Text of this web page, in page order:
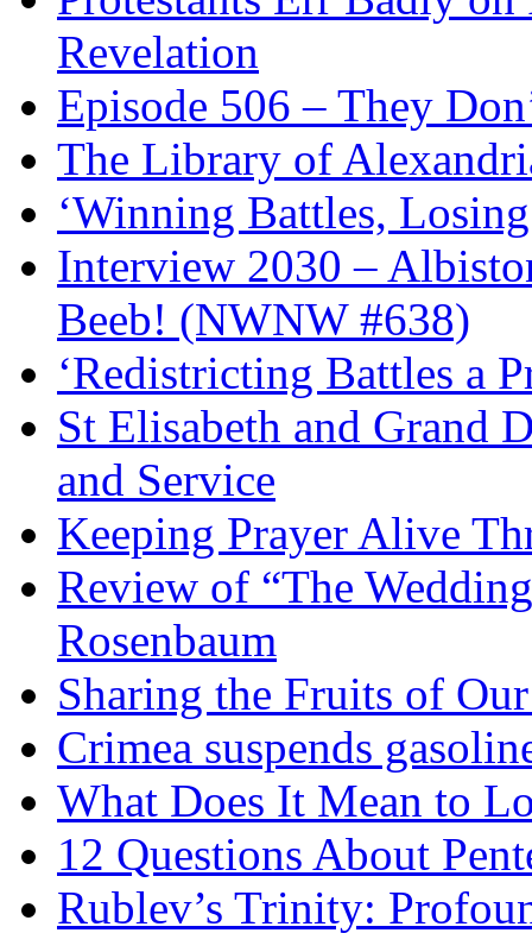
Revelation
Episode 506 – They
The Library of
‘Winning Battles, Losing
Interview 2030 –
Beeb! (NWNW #638)
‘Redistricting Battles a
St Elisabeth and Grand
and Service
Keeping Prayer Alive
Review of “The
Rosenbaum
Sharing the Fruits of
Crimea suspends
What Does It Mean to
12 Questions About
Rublev’s Trinity: